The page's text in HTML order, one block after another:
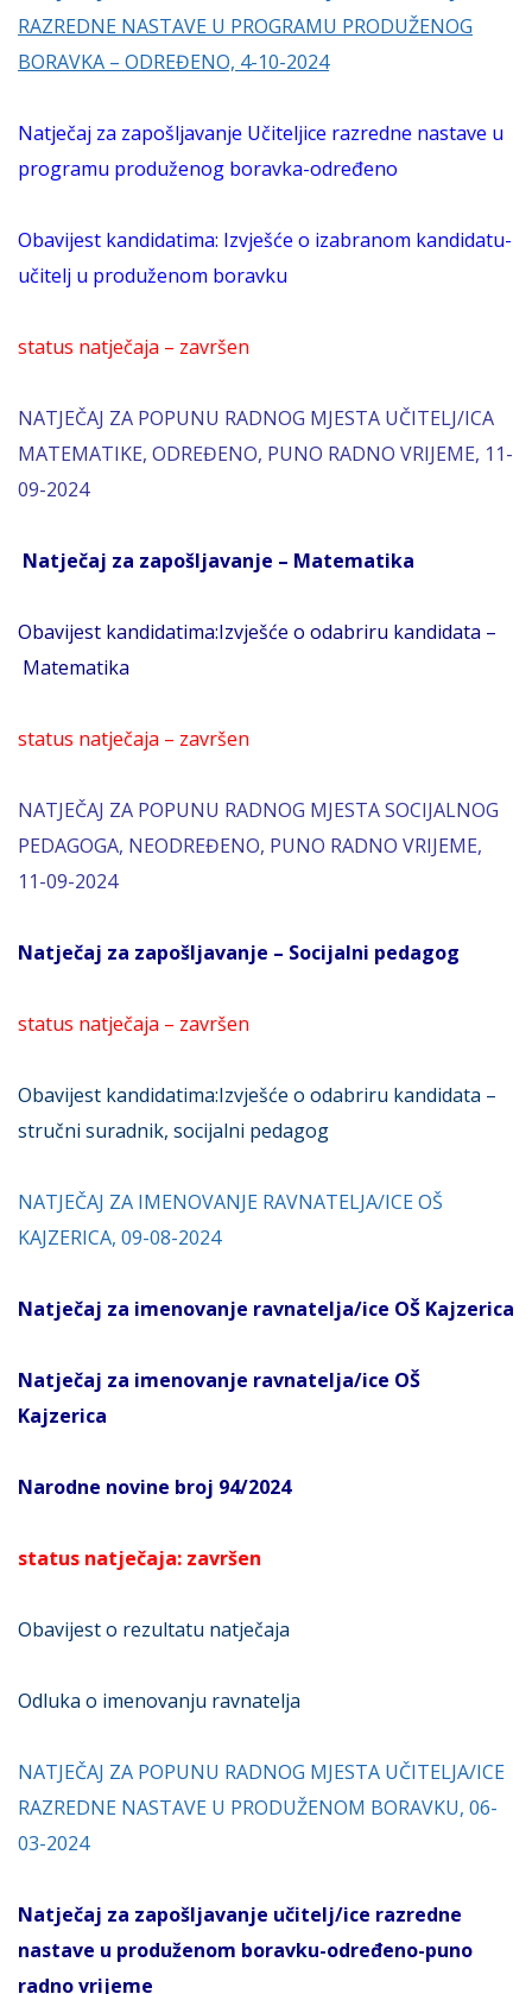
RAZREDNE NASTAVE U PROGRAMU PRODUŽENOG
BORAVKA – ODREĐENO, 4-10-2024
Natječaj za zapošljavanje Učiteljice razredne nastave u
programu produženog boravka-određeno
Obavijest kandidatima: Izvješće o izabranom kandidatu-
učitelj u produženom boravku
status natječaja – završen
NATJEČAJ ZA POPUNU RADNOG MJESTA UČITELJ/ICA
MATEMATIKE, ODREĐENO, PUNO RADNO VRIJEME, 11-
09-2024
Natječaj za zapošljavanje – Matematika
Obavijest kandidatima:Izvješće o odabriru kandidata –
Matematika
status natječaja – završen
NATJEČAJ ZA POPUNU RADNOG MJESTA SOCIJALNOG
PEDAGOGA, NEODREĐENO, PUNO RADNO VRIJEME,
11-09-2024
Natječaj za zapošljavanje – Socijalni pedagog
status natječaja – završen
Obavijest kandidatima:Izvješće o odabriru kandidata –
stručni suradnik, socijalni pedagog
NATJEČAJ ZA IMENOVANJE RAVNATELJA/ICE OŠ
KAJZERICA, 09-08-2024
Natječaj za imenovanje ravnatelja/ice OŠ Kajzerica
Natječaj za imenovanje ravnatelja/ice OŠ
Kajzerica
Narodne novine broj 94/2024
status natječaja: završen
Obavijest o rezultatu natječaja
Odluka o imenovanju ravnatelja
NATJEČAJ ZA POPUNU RADNOG MJESTA UČITELJA/ICE
RAZREDNE NASTAVE U PRODUŽENOM BORAVKU, 06-
03-2024
Natječaj za zapošljavanje učitelj/ice razredne
nastave u produženom boravku-određeno-puno
radno vrijeme